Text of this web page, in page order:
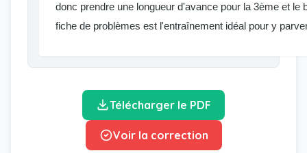
donc prendre une longueur d'avance pour la 3ème et le
fiche de problèmes est l'entraînement idéal pour y
Télécharger le PDF
Voir la correction